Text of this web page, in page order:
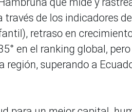
de los indicadores
retraso en
en el ranking global,
superando a